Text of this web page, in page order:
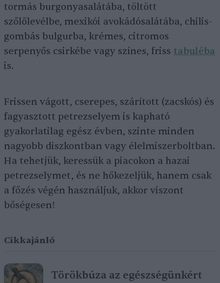
tormás burgonyasalátába, töltött
szőlőlevélbe, mexikói avokádósalátába, chilis-
gombás bulgurba, krémes, citromos
serpenyős csirkébe vagy színes, friss tabuléba
is.
Frissen vágott, cserepes, szárított (zacskós) és
fagyasztott petrezselyem is kapható
gyakorlatilag egész évben, szinte minden
nagyobb diszkontban vagy élelmiszerboltban.
Ha tehetjük, keressük a piacokon a hazai
petrezselymet, és ne hőkezeljük, hanem csak
a főzés végén használjuk, akkor viszont
bőségesen!
Cikkajánló
Törökbúza az egészségünkért